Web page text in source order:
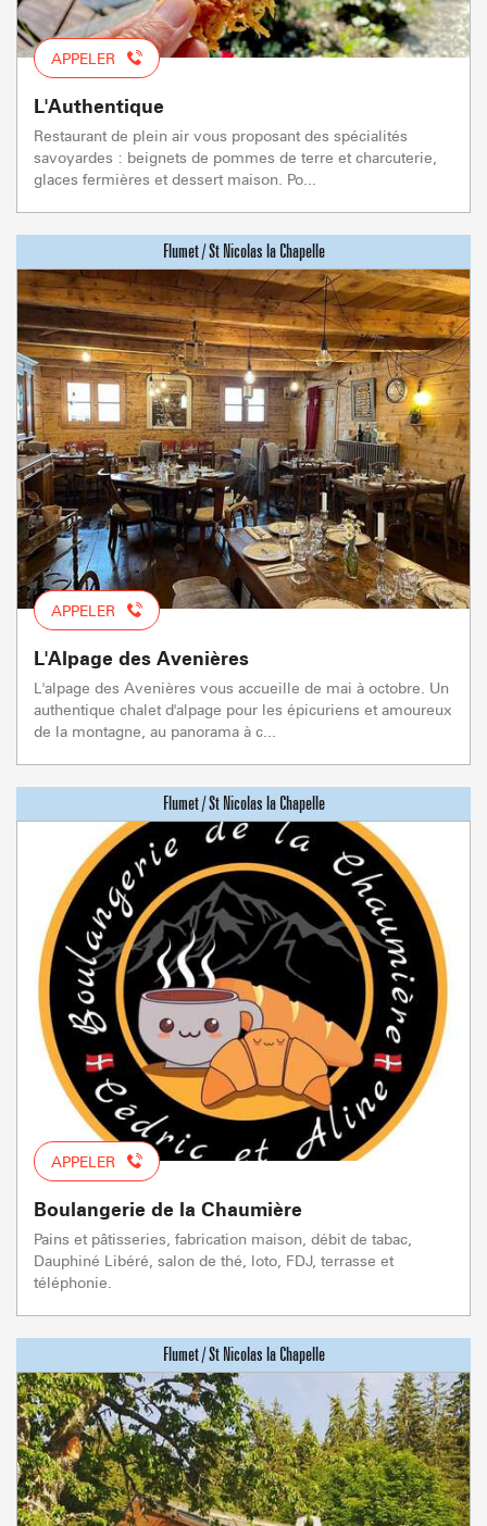
APPELER
L'Authentique
Restaurant de plein air vous proposant des spécialités
savoyardes : beignets de pommes de terre et charcuterie,
glaces fermières et dessert maison. Po...
APPELER
L'Alpage des Avenières
L'alpage des Avenières vous accueille de mai à octobre. Un
authentique chalet d'alpage pour les épicuriens et amoureux
de la montagne, au panorama à c...
APPELER
Boulangerie de la Chaumière
Pains et pâtisseries, fabrication maison, débit de tabac,
Dauphiné Libéré, salon de thé, loto, FDJ, terrasse et
téléphonie.